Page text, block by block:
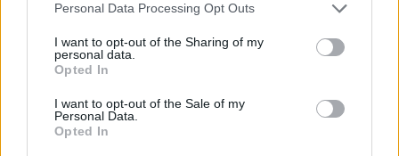
negar su consentimiento. Tenga en cuenta que algún
de su consentimiento, pero usted tiene el derecho de
rechazar tal procesamiento. Sus preferencias se aplicarán
cualquier momento entrando de nuevo en este sitio web o
visitando nuestra política de privacidad.
Personal Data Processing Opt Outs
I want to opt-out of the Sharing of my
personal data.
Opted In
I want to opt-out of the Sale of my
Personal Data.
Opted In